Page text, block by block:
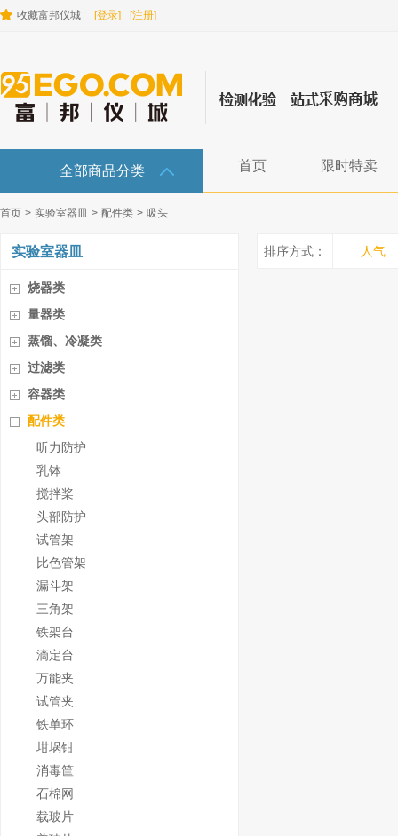
收藏富邦仪城 [登录] [注册]
全部商品分类 首页 限时特卖
首页 > 实验室器皿 > 配件类 > 吸头
实验室器皿
烧器类
量器类
蒸馏、冷凝类
过滤类
容器类
配件类
听力防护
乳钵
搅拌桨
头部防护
试管架
比色管架
漏斗架
三角架
铁架台
滴定台
万能夹
试管夹
铁单环
坩埚钳
消毒筐
石棉网
载玻片
排序方式： 人气